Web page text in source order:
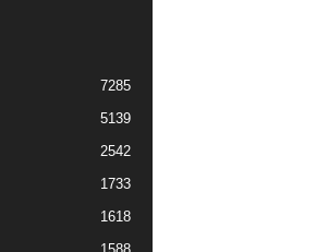
7285
5139
2542
1733
1618